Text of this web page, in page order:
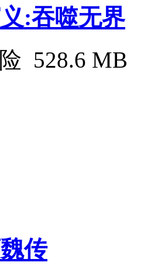
:吞噬无界
528.6 MB
传